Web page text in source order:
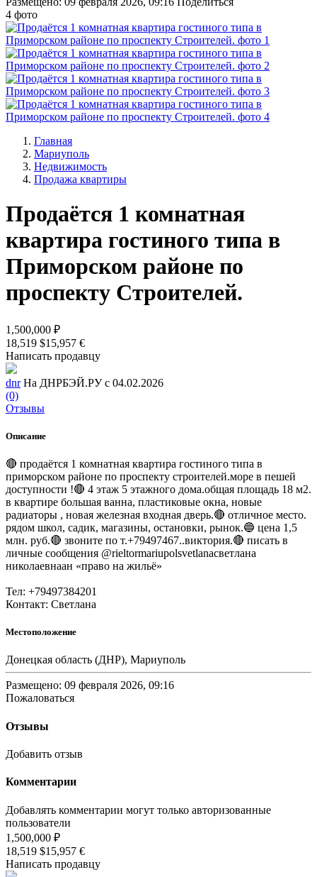
4 фото
Главная
Мариуполь
Недвижимость
Продажа квартиры
Продаётся 1 комнатная
квартира гостиного типа в
Приморском районе по
проспекту Строителей.
1,500,000 ₽
18,519 $15,957 €
Написать продавцу
dnr На ДНРБЭЙ.РУ с 04.02.2026
(0)
Отзывы
Описание
🔴 продаётся 1 комнатная квартира гостиного типа в
приморском районе по проспекту строителей.море в пешей
доступности !🔴 4 этаж 5 этажного дома.общая площадь 18 м2.
в квартире большая ванна, пластиковые окна, новые
радиаторы , новая железная входная дверь.🔴 отличное место.
рядом школ, садик, магазины, остановки, рынок.🔵 цена 1,5
млн. руб.🔴 звоните по т.+79497467..виктория.🔴 писать в
личные сообщения @rieltormariupolsvetlanaсветлана
николаевнаан «право на жильё»
Тел: +79497384201
Контакт: Светлана
Местоположение
Донецкая область (ДНР), Мариуполь
Размещено: 09 февраля 2026, 09:16
Пожаловаться
Отзывы
Добавить отзыв
Комментарии
Добавлять комментарии могут только авторизованные
пользователи
1,500,000 ₽
18,519 $15,957 €
Написать продавцу